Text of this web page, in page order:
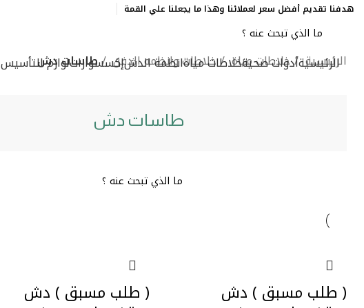
هدفنا تقديم أفضل سعر لعملائنا وهذا ما يجعلنا علي القمة
الرئيسيةأدوات صحيةخلاطات مياةانظمة الدشإكسسواراتلوازم التأسيس الرئيسية خلاطات مياة خلاطات وانظمه الدفن طاسات دش
طاسات دش
( طلب مسبق ) دش ( طلب مسبق ) دش